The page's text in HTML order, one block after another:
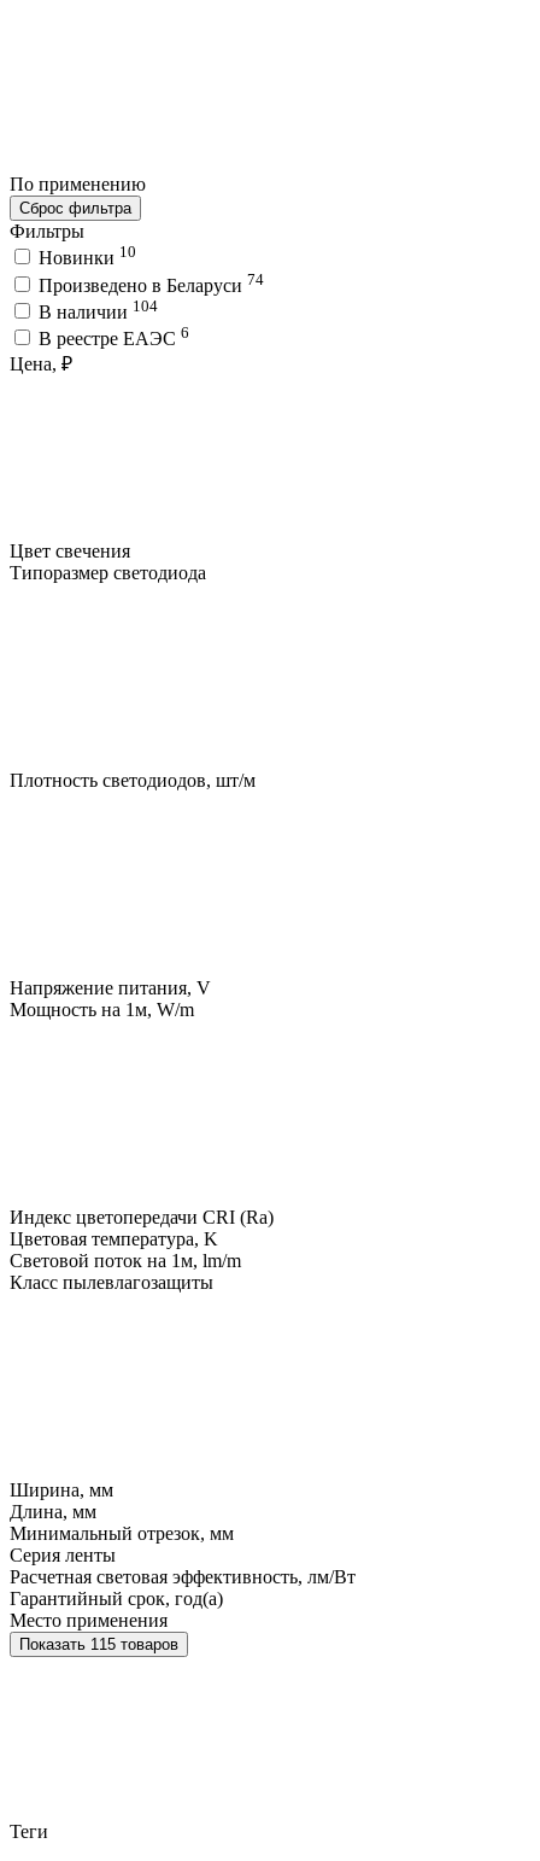
По применению
Сброс фильтра
Фильтры
Новинки 10
Произведено в Беларуси 74
В наличии 104
В реестре ЕАЭС 6
Цена, ₽
Цвет свечения
Типоразмер светодиода
Плотность светодиодов, шт/м
Напряжение питания, V
Мощность на 1м, W/m
Индекс цветопередачи CRI (Ra)
Цветовая температура, K
Световой поток на 1м, lm/m
Класс пылевлагозащиты
Ширина, мм
Длина, мм
Минимальный отрезок, мм
Серия ленты
Расчетная световая эффективность, лм/Вт
Гарантийный срок, год(а)
Место применения
Показать 115 товаров
Теги